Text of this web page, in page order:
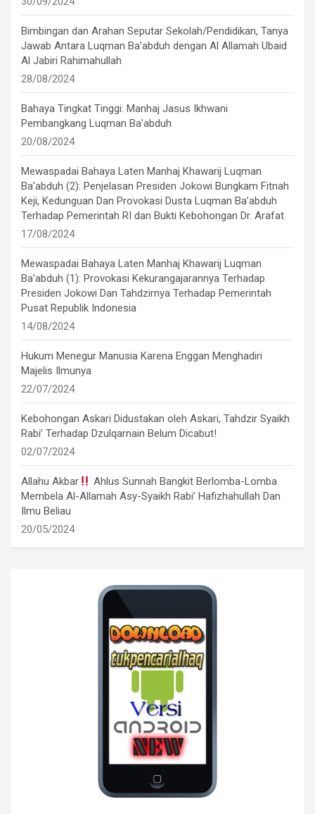
Bimbingan dan Arahan Seputar Sekolah/Pendidikan, Tanya
Jawab Antara Luqman Ba’abduh dengan Al Allamah Ubaid
Al Jabiri Rahimahullah
28/08/2024
Bahaya Tingkat Tinggi: Manhaj Jasus Ikhwani
Pembangkang Luqman Ba’abduh
20/08/2024
Mewaspadai Bahaya Laten Manhaj Khawarij Luqman
Ba’abduh (2): Penjelasan Presiden Jokowi Bungkam Fitnah
Keji, Kedunguan Dan Provokasi Dusta Luqman Ba’abduh
Terhadap Pemerintah RI dan Bukti Kebohongan Dr. Arafat
17/08/2024
Mewaspadai Bahaya Laten Manhaj Khawarij Luqman
Ba’abduh (1): Provokasi Kekurangajarannya Terhadap
Presiden Jokowi Dan Tahdzirnya Terhadap Pemerintah
Pusat Republik Indonesia
14/08/2024
Hukum Menegur Manusia Karena Enggan Menghadiri
Majelis Ilmunya
22/07/2024
Kebohongan Askari Didustakan oleh Askari, Tahdzir Syaikh
Rabi’ Terhadap Dzulqarnain Belum Dicabut!
02/07/2024
Allahu Akbar
Ahlus Sunnah Bangkit Berlomba-Lomba
Membela Al-Allamah Asy-Syaikh Rabi’ Hafizhahullah Dan
Ilmu Beliau
20/05/2024